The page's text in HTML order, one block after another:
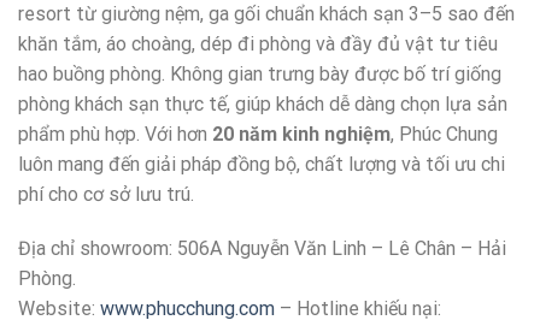
resort từ giường nệm, ga gối chuẩn khách sạn 3–5 sao đến
khăn tắm, áo choàng, dép đi phòng và đầy đủ vật tư tiêu
hao buồng phòng. Không gian trưng bày được bố trí giống
phòng khách sạn thực tế, giúp khách dễ dàng chọn lựa sản
phẩm phù hợp. Với hơn 20 năm kinh nghiệm, Phúc Chung
luôn mang đến giải pháp đồng bộ, chất lượng và tối ưu chi
phí cho cơ sở lưu trú.
Địa chỉ showroom: 506A Nguyễn Văn Linh – Lê Chân – Hải
Phòng.
Website: www.phucchung.com – Hotline khiếu nại: